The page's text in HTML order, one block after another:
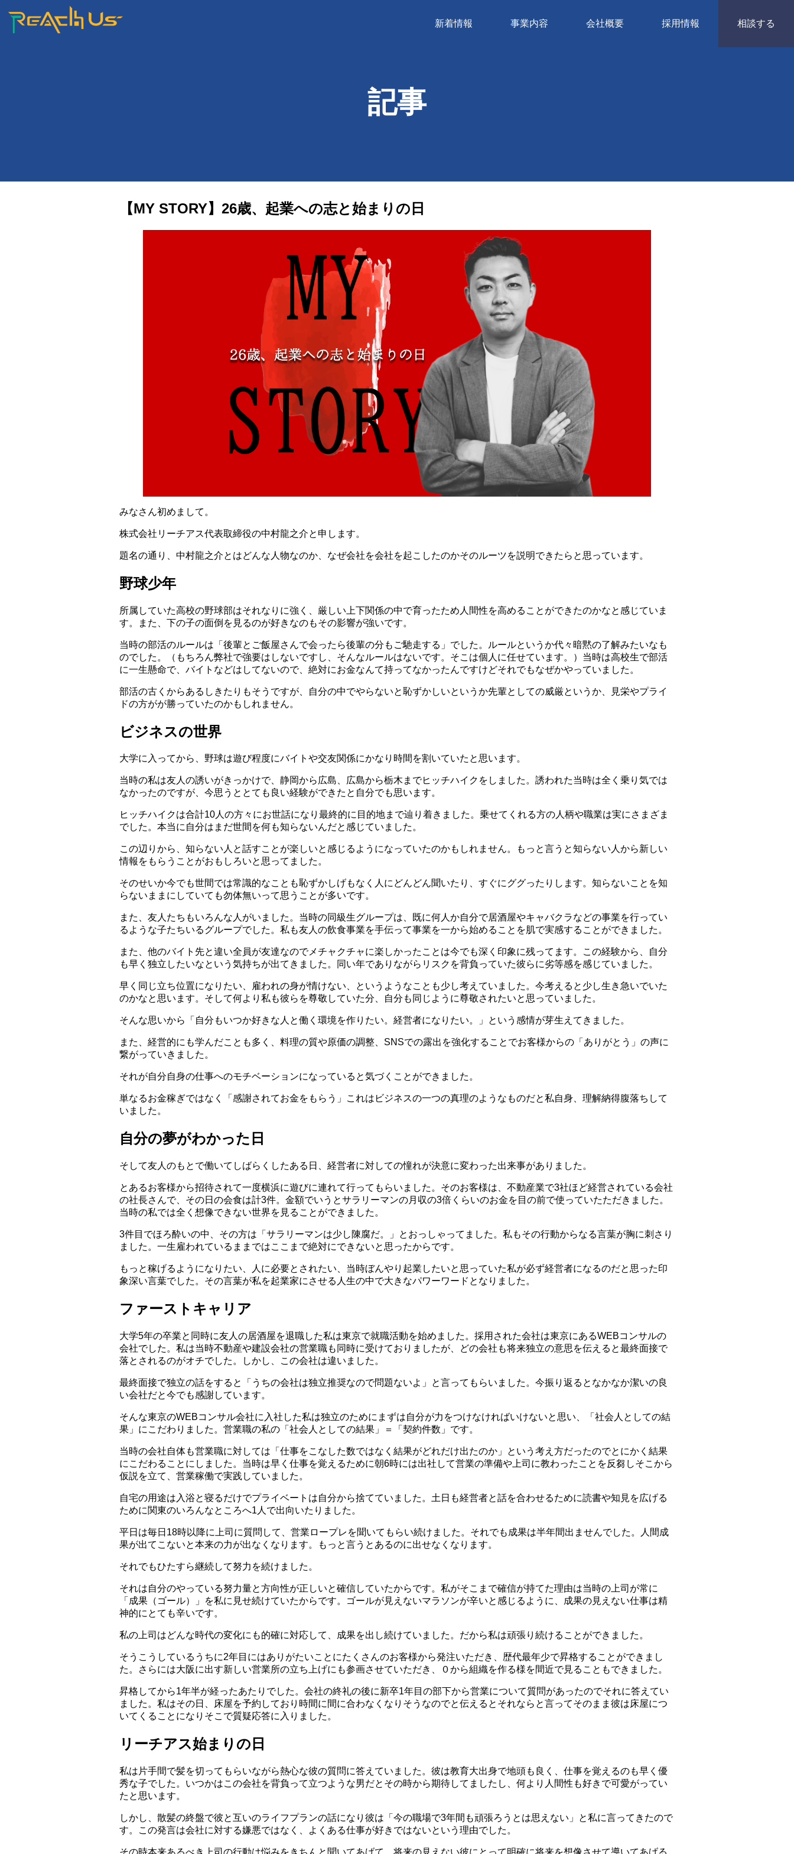
新着情報 事業内容 会社概要 採用情報 相談する
記事
【MY STORY】26歳、起業への志と始まりの日
みなさん初めまして。
株式会社リーチアス代表取締役の中村龍之介と申します。
題名の通り、中村龍之介とはどんな人物なのか、なぜ会社を会社を起こしたのかそのルーツを説明できたらと思っています。
野球少年
所属していた高校の野球部はそれなりに強く、厳しい上下関係の中で育ったため人間性を高めることができたのかなと感じていま
す。また、下の子の面倒を見るのが好きなのもその影響が強いです。
当時の部活のルールは「後輩とご飯屋さんで会ったら後輩の分もご馳走する」でした。ルールというか代々暗黙の了解みたいなも
のでした。（もちろん弊社で強要はしないですし、そんなルールはないです。そこは個人に任せています。）当時は高校生で部活
に一生懸命で、バイトなどはしてないので、絶対にお金なんて持ってなかったんですけどそれでもなぜかやっていました。
部活の古くからあるしきたりもそうですが、自分の中でやらないと恥ずかしいというか先輩としての威厳というか、見栄やプライ
ドの方がが勝っていたのかもしれません。
ビジネスの世界
大学に入ってから、野球は遊び程度にバイトや交友関係にかなり時間を割いていたと思います。
当時の私は友人の誘いがきっかけで、静岡から広島、広島から栃木までヒッチハイクをしました。誘われた当時は全く乗り気では
なかったのですが、今思うととても良い経験ができたと自分でも思います。
ヒッチハイクは合計10人の方々にお世話になり最終的に目的地まで辿り着きました。乗せてくれる方の人柄や職業は実にさまざま
でした。本当に自分はまだ世間を何も知らないんだと感じていました。
この辺りから、知らない人と話すことが楽しいと感じるようになっていたのかもしれません。もっと言うと知らない人から新しい
情報をもらうことがおもしろいと思ってました。
そのせいか今でも世間では常識的なことも恥ずかしげもなく人にどんどん聞いたり、すぐにググったりします。知らないことを知
らないままにしていても勿体無いって思うことが多いです。
また、友人たちもいろんな人がいました。当時の同級生グループは、既に何人か自分で居酒屋やキャバクラなどの事業を行ってい
るような子たちいるグループでした。私も友人の飲食事業を手伝って事業を一から始めることを肌で実感することができました。
また、他のバイト先と違い全員が友達なのでメチャクチャに楽しかったことは今でも深く印象に残ってます。この経験から、自分
も早く独立したいなという気持ちが出てきました。同い年でありながらリスクを背負っていた彼らに劣等感を感じていました。
早く同じ立ち位置になりたい、雇われの身が情けない、というようなことも少し考えていました。今考えると少し生き急いでいた
のかなと思います。そして何より私も彼らを尊敬していた分、自分も同じように尊敬されたいと思っていました。
そんな思いから「自分もいつか好きな人と働く環境を作りたい。経営者になりたい。」という感情が芽生えてきました。
また、経営的にも学んだことも多く、料理の質や原価の調整、SNSでの露出を強化することでお客様からの「ありがとう」の声に
繋がっていきました。
それが自分自身の仕事へのモチベーションになっていると気づくことができました。
単なるお金稼ぎではなく「感謝されてお金をもらう」これはビジネスの一つの真理のようなものだと私自身、理解納得腹落ちして
いました。
自分の夢がわかった日
そして友人のもとで働いてしばらくしたある日、経営者に対しての憧れが決意に変わった出来事がありました。
とあるお客様から招待されて一度横浜に遊びに連れて行ってもらいました。そのお客様は、不動産業で3社ほど経営されている会社
の社長さんで、その日の会食は計3件。金額でいうとサラリーマンの月収の3倍くらいのお金を目の前で使っていたただきました。
当時の私では全く想像できない世界を見ることができました。
3件目でほろ酔いの中、その方は「サラリーマンは少し陳腐だ。」とおっしゃってました。私もその行動からなる言葉が胸に刺さり
ました。一生雇われているままではここまで絶対にできないと思ったからです。
もっと稼げるようになりたい、人に必要とされたい、当時ぼんやり起業したいと思っていた私が必ず経営者になるのだと思った印
象深い言葉でした。その言葉が私を起業家にさせる人生の中で大きなパワーワードとなりました。
ファーストキャリア
大学5年の卒業と同時に友人の居酒屋を退職した私は東京で就職活動を始めました。採用された会社は東京にあるWEBコンサルの
会社でした。私は当時不動産や建設会社の営業職も同時に受けておりましたが、どの会社も将来独立の意思を伝えると最終面接で
落とされるのがオチでした。しかし、この会社は違いました。
最終面接で独立の話をすると「うちの会社は独立推奨なので問題ないよ」と言ってもらいました。今振り返るとなかなか潔いの良
い会社だと今でも感謝しています。
そんな東京のWEBコンサル会社に入社した私は独立のためにまずは自分が力をつけなければいけないと思い、「社会人としての結
果」にこだわりました。営業職の私の「社会人としての結果」＝「契約件数」です。
当時の会社自体も営業職に対しては「仕事をこなした数ではなく結果がどれだけ出たのか」という考え方だったのでとにかく結果
にこだわることにしました。当時は早く仕事を覚えるために朝6時には出社して営業の準備や上司に教わったことを反芻しそこから
仮説を立て、営業稼働で実践していました。
自宅の用途は入浴と寝るだけでプライベートは自分から捨てていました。土日も経営者と話を合わせるために読書や知見を広げる
ために関東のいろんなところへ1人で出向いたりました。
平日は毎日18時以降に上司に質問して、営業ロープレを聞いてもらい続けました。それでも成果は半年間出ませんでした。人間成
果が出てこないと本来の力が出なくなります。もっと言うとあるのに出せなくなります。
それでもひたすら継続して努力を続けました。
それは自分のやっている努力量と方向性が正しいと確信していたからです。私がそこまで確信が持てた理由は当時の上司が常に
「成果（ゴール）」を私に見せ続けていたからです。ゴールが見えないマラソンが辛いと感じるように、成果の見えない仕事は精
神的にとても辛いです。
私の上司はどんな時代の変化にも的確に対応して、成果を出し続けていました。だから私は頑張り続けることができました。
そうこうしているうちに2年目にはありがたいことにたくさんのお客様から発注いただき、歴代最年少で昇格することができまし
た。さらには大阪に出す新しい営業所の立ち上げにも参画させていただき、０から組織を作る様を間近で見ることもできました。
昇格してから1年半が経ったあたりでした。会社の終礼の後に新卒1年目の部下から営業について質問があったのでそれに答えてい
ました。私はその日、床屋を予約しており時間に間に合わなくなりそうなのでと伝えるとそれならと言ってそのまま彼は床屋につ
いてくることになりそこで質疑応答に入りました。
リーチアス始まりの日
私は片手間で髪を切ってもらいながら熱心な彼の質問に答えていました。彼は教育大出身で地頭も良く、仕事を覚えるのも早く優
秀な子でした。いつかはこの会社を背負って立つような男だとその時から期待してましたし、何より人間性も好きで可愛がってい
たと思います。
しかし、散髪の終盤で彼と互いのライフプランの話になり彼は「今の職場で3年間も頑張ろうとは思えない」と私に言ってきたので
す。この発言は会社に対する嫌悪ではなく、よくある仕事が好きではないという理由でした。
その時本来あるべき上司の行動は悩みをきちんと聞いてあげて、将来の見えない彼にとって明確に将来を想像させて導いてあげる